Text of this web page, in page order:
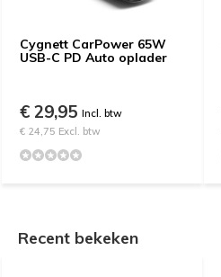
Cygnett CarPower 65W
USB-C PD Auto oplader
€ 29,95 Incl. btw
€ 24,75 Excl. btw
Recent bekeken